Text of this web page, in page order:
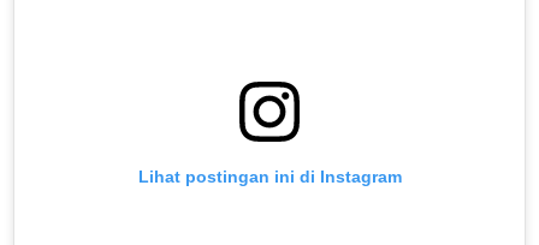
Lihat postingan ini di Instagram